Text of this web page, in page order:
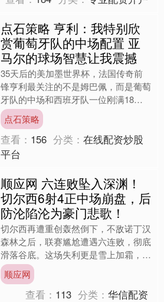
点石策略 亨利：我特别欣
赏葡萄牙队的中场配置 亚
马尔的球场智慧让我震撼
35天后的美加墨世界杯，法国传奇前
锋亨利最关注的不是姆巴佩，而是葡萄
牙队的中场和西班牙队一位刚满18岁
的少年。 他在《马卡报》独家专访中
直言：“葡萄牙中场配置让....
点石策略
查看： 156 分类：在线配资炒股
平台
顺应网 六连败坠入深渊！
切尔西6射4正中场崩盘，后
防沦陷沦为豪门悲歌！
切尔西再遭重创轰然倒下，不敌诺丁汉
森林之后，联赛尴尬遭遇六连败，彻底
滑落谷底。这场失利更是雪上加霜，门
将桑切斯、小将杰西德里双双伤退，球
队折兵损将元气大伤。纵观....
顺应网
查看： 113 分类：华信配资